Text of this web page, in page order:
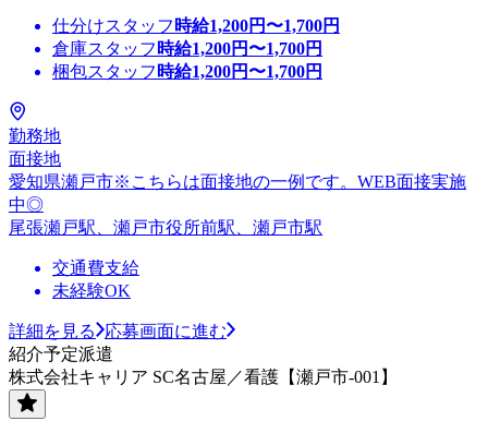
仕分けスタッフ 時給1,200円〜1,700円
倉庫スタッフ 時給1,200円〜1,700円
梱包スタッフ 時給1,200円〜1,700円
勤務地
面接地
愛知県瀬戸市※こちらは面接地の一例です。WEB面接実施
中◎
尾張瀬戸駅、瀬戸市役所前駅、瀬戸市駅
交通費支給
未経験OK
詳細を見る
応募画面に進む
紹介予定派遣
株式会社キャリア SC名古屋／看護【瀬戸市-001】